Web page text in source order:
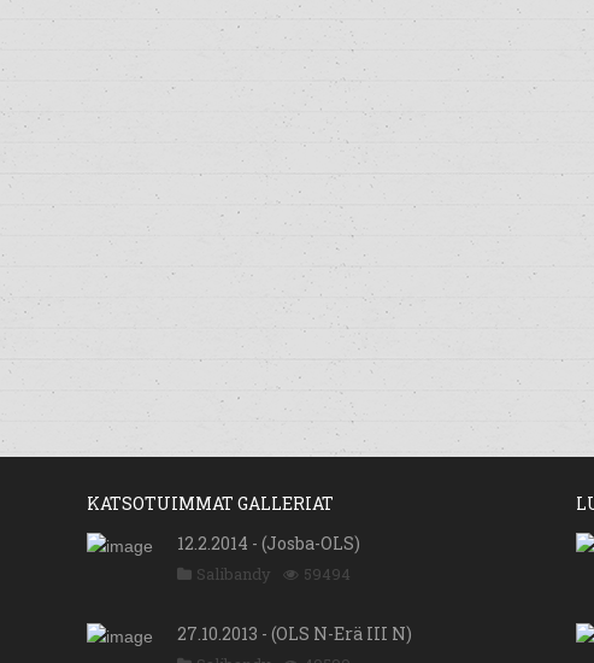
KATSOTUIMMAT GALLERIAT
12.2.2014 - (Josba-OLS)
Salibandy 59494
27.10.2013 - (OLS N-Erä III N)